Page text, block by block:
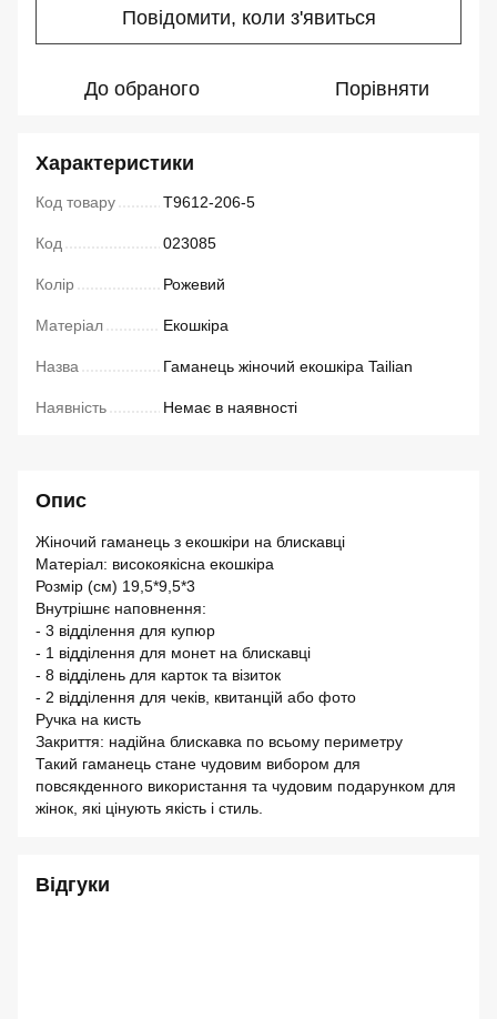
Повідомити, коли з'явиться
До обраного Порівняти
Характеристики
Код товару T9612-206-5
Код 023085
Колір Рожевий
Матеріал Екошкіра
Назва Гаманець жіночий екошкіра Tailian
Наявність Немає в наявності
Опис
Жіночий гаманець з екошкіри на блискавці
Матеріал: високоякісна екошкіра
Розмір (см) 19,5*9,5*3
Внутрішнє наповнення:
- 3 відділення для купюр
- 1 відділення для монет на блискавці
- 8 відділень для карток та візиток
- 2 відділення для чеків, квитанцій або фото
Ручка на кисть
Закриття: надійна блискавка по всьому периметру
Такий гаманець стане чудовим вибором для
повсякденного використання та чудовим подарунком для
жінок, які цінують якість і стиль.
Відгуки